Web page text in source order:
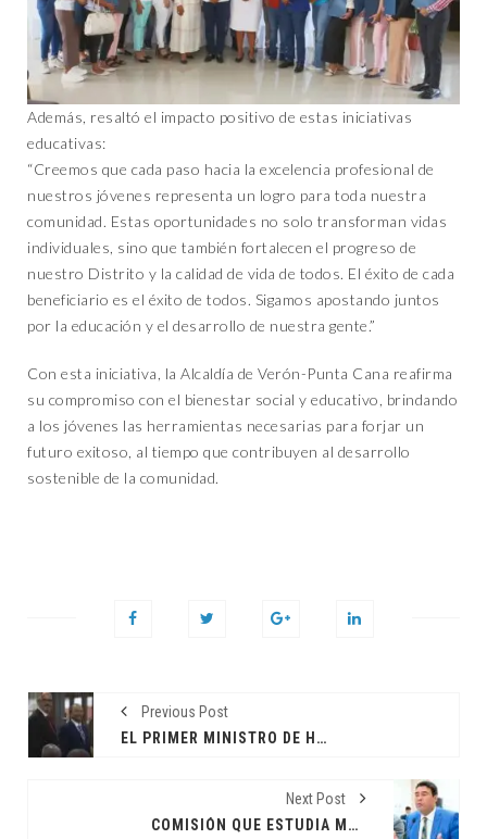
Además, resaltó el impacto positivo de estas iniciativas
educativas:
“Creemos que cada paso hacia la excelencia profesional de
nuestros jóvenes representa un logro para toda nuestra
comunidad. Estas oportunidades no solo transforman vidas
individuales, sino que también fortalecen el progreso de
nuestro Distrito y la calidad de vida de todos. El éxito de cada
beneficiario es el éxito de todos. Sigamos apostando juntos
por la educación y el desarrollo de nuestra gente.”
Con esta iniciativa, la Alcaldía de Verón-Punta Cana reafirma
su compromiso con el bienestar social y educativo, brindando
a los jóvenes las herramientas necesarias para forjar un
futuro exitoso, al tiempo que contribuyen al desarrollo
sostenible de la comunidad.
Previous Post
EL PRIMER MINISTRO DE HAITÍ PROPONE UN DIÁLOGO CON RD DURANTE LA INSTALACIÓN DE SU NUEVO CANCILLER
Next Post
COMISIÓN QUE ESTUDIA MODIFICACIONES AL CÓDIGO LABORAL ESCUCHA A SINDICALISTAS